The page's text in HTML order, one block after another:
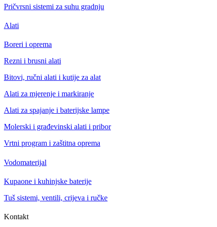
Pričvrsni sistemi za suhu gradnju
Alati
Boreri i oprema
Rezni i brusni alati
Bitovi, ručni alati i kutije za alat
Alati za mjerenje i markiranje
Alati za spajanje i baterijske lampe
Molerski i građevinski alati i pribor
Vrtni program i zaštitna oprema
Vodomaterijal
Kupaone i kuhinjske baterije
Tuš sistemi, ventili, crijeva i ručke
Kontakt